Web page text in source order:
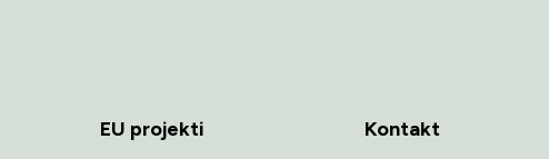
EU projekti
Kontakt